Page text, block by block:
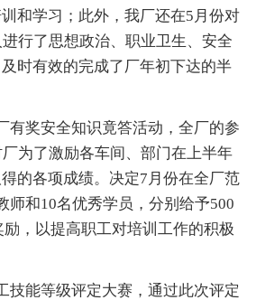
和学习；此外，我厂还在5月份对
行了思想政治、职业卫生、安全
时有效的完成了厂年初下达的半
有奖安全知识竟答活动，全厂的参
为了激励各车间、部门在上半年
的各项成绩。决定7月份在全厂范
师和10名优秀学员，分别给予500
，以提高职工对培训工作的积极
技能等级评定大赛，通过此次评定